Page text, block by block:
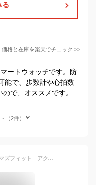
る
価格と在庫を楽天でチェック >>
ートウォッチです。防
能で、歩数計や心拍数
で、オススメです。
（2件）
正規品 【Amazfit Active 2】 アマズフィット アクティブ2 丸型 ラウンド スマートウォッチ GPS AI音声アシスタント 健康モニタリング 心拍数 睡眠トラッキング 血中酸素 消費カロリー 着信通知 スポーツ iPhone / Android 対応 SP170073